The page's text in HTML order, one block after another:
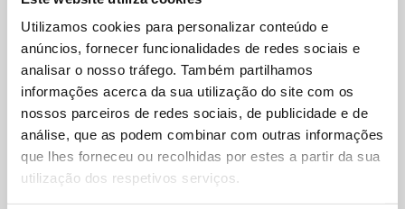
Utilizamos cookies para personalizar conteúdo e
anúncios, fornecer funcionalidades de redes sociais e
analisar o nosso tráfego. Também partilhamos
informações acerca da sua utilização do site com os
nossos parceiros de redes sociais, de publicidade e de
análise, que as podem combinar com outras informações
que lhes forneceu ou recolhidas por estes a partir da sua
utilização dos respetivos serviços.